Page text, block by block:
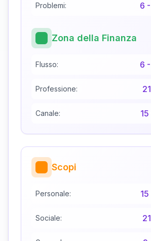
Problemi: 6 -
Zona della Finanza
Flusso: 6 -
Professione: 21
Canale: 15
Scopi
Personale: 15
Sociale: 21